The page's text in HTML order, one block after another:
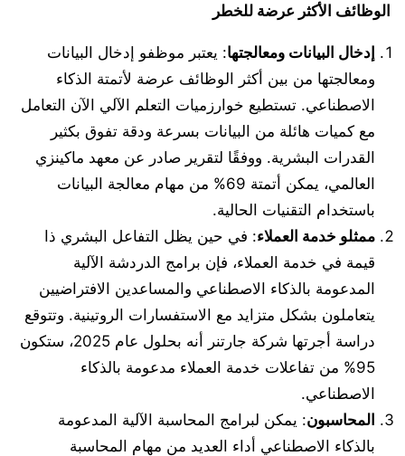
الوظائف الأكثر عرضة للخطر
إدخال البيانات ومعالجتها: يعتبر موظفو إدخال البيانات
ومعالجتها من بين أكثر الوظائف عرضة لأتمتة الذكاء
الاصطناعي. تستطيع خوارزميات التعلم الآلي الآن التعامل
مع كميات هائلة من البيانات بسرعة ودقة تفوق بكثير
القدرات البشرية. ووفقًا لتقرير صادر عن معهد ماكينزي
العالمي، يمكن أتمتة 69% من مهام معالجة البيانات
باستخدام التقنيات الحالية.
ممثلو خدمة العملاء: في حين يظل التفاعل البشري ذا
قيمة في خدمة العملاء، فإن برامج الدردشة الآلية
المدعومة بالذكاء الاصطناعي والمساعدين الافتراضيين
يتعاملون بشكل متزايد مع الاستفسارات الروتينية. وتتوقع
دراسة أجرتها شركة جارتنر أنه بحلول عام 2025، ستكون
95% من تفاعلات خدمة العملاء مدعومة بالذكاء
الاصطناعي.
المحاسبون: يمكن لبرامج المحاسبة الآلية المدعومة
بالذكاء الاصطناعي أداء العديد من مهام المحاسبة